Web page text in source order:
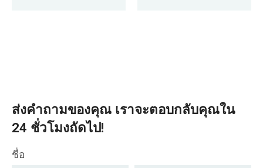
ส่งคำถามของคุณ เราจะตอบกลับคุณใน
24 ชั่วโมงถัดไป!
ชื่อ